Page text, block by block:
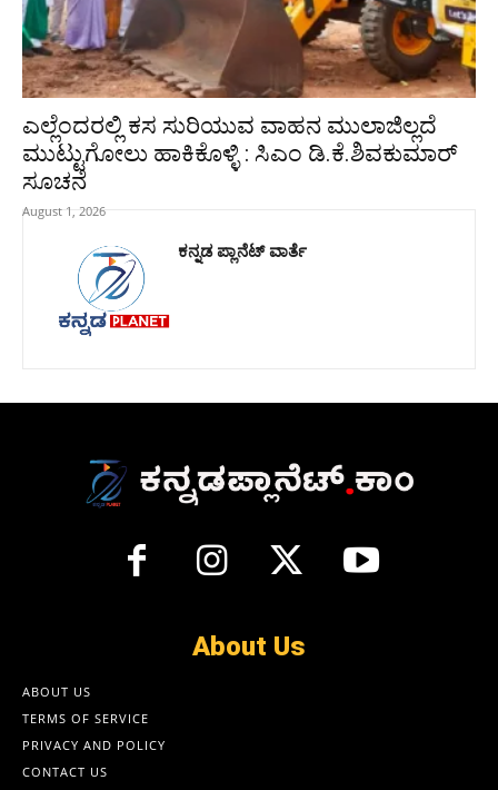
ಎಲ್ಲೆಂದರಲ್ಲಿ ಕಸ ಸುರಿಯುವ ವಾಹನ ಮುಲಾಜಿಲ್ಲದೆ
ಮುಟ್ಟುಗೋಲು ಹಾಕಿಕೊಳ್ಳಿ : ಸಿಎಂ ಡಿ.ಕೆ.ಶಿವಕುಮಾರ್‌
ಸೂಚನೆ
August 1, 2026
ಕನ್ನಡ ಪ್ಲಾನೆಟ್ ವಾರ್ತೆ
About Us
ABOUT US
TERMS OF SERVICE
PRIVACY AND POLICY
CONTACT US